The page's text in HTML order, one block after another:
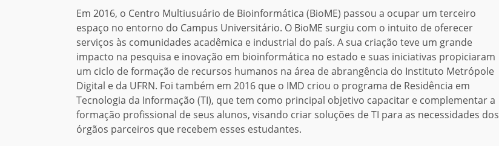
Em 2016, o Centro Multiusuário de Bioinformática (BioME) passou a ocupar um terceiro
espaço no entorno do Campus Universitário. O BioME surgiu com o intuito de oferecer
serviços às comunidades acadêmica e industrial do país. A sua criação teve um grande
impacto na pesquisa e inovação em bioinformática no estado e suas iniciativas propiciaram
um ciclo de formação de recursos humanos na área de abrangência do Instituto Metrópole
Digital e da UFRN. Foi também em 2016 que o IMD criou o programa de Residência em
Tecnologia da Informação (TI), que tem como principal objetivo capacitar e complementar a
formação profissional de seus alunos, visando criar soluções de TI para as necessidades dos
órgãos parceiros que recebem esses estudantes.